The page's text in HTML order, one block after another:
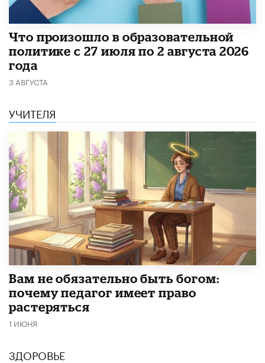
​Что произошло в образовательной
политике с 27 июля по 2 августа 2026
года
3 АВГУСТА
УЧИТЕЛЯ
​Вам не обязательно быть богом:
почему педагог имеет право
растеряться
1 ИЮНЯ
ЗДОРОВЬЕ